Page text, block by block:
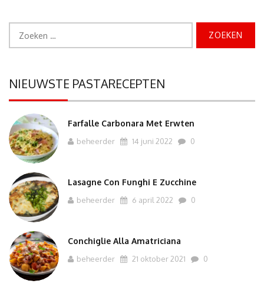
naar:
NIEUWSTE PASTARECEPTEN
Farfalle Carbonara Met Erwten
beheerder 14 juni 2022 0
Lasagne Con Funghi E Zucchine
beheerder 6 april 2022 0
Conchiglie Alla Amatriciana
beheerder 21 oktober 2021 0